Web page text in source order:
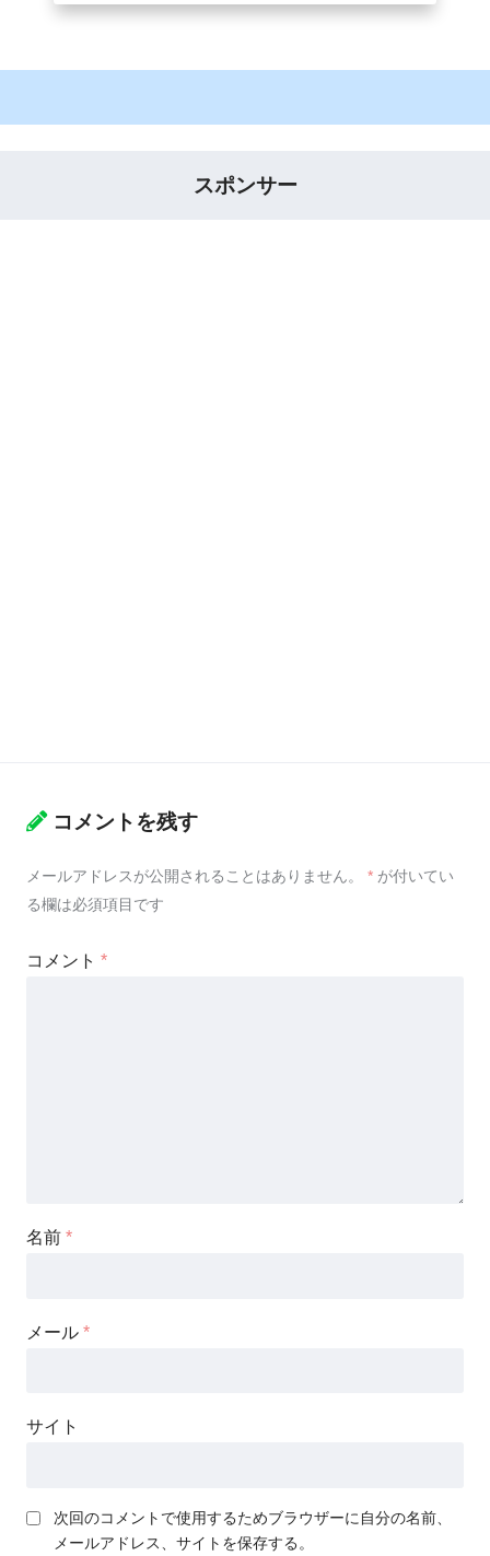
スポンサー
コメントを残す
メールアドレスが公開されることはありません。 * が付いてい
る欄は必須項目です
コメント *
名前 *
メール *
サイト
次回のコメントで使用するためブラウザーに自分の名前、
メールアドレス、サイトを保存する。